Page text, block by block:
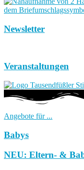
Newsletter
Veranstaltungen
Angebote für ...
Babys
NEU: Eltern- &